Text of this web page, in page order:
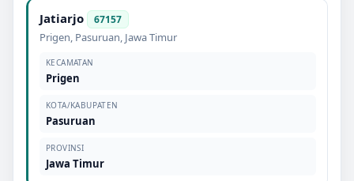
Jatiarjo 67157
Prigen, Pasuruan, Jawa Timur
KECAMATAN
Prigen
KOTA/KABUPATEN
Pasuruan
PROVINSI
Jawa Timur